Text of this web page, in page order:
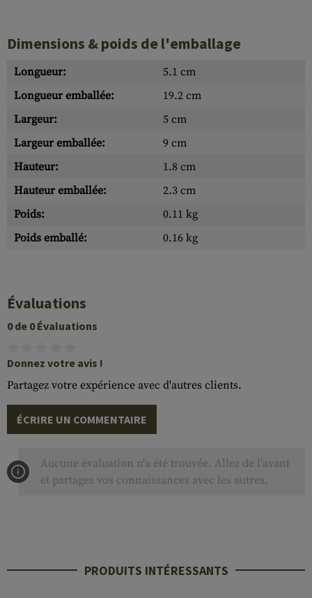
Dimensions & poids de l'emballage
Longueur:
5.1 cm
Longueur emballée:
19.2 cm
Largeur:
5 cm
Largeur emballée:
9 cm
Hauteur:
1.8 cm
Hauteur emballée:
2.3 cm
Poids:
0.11 kg
Poids emballé:
0.16 kg
Évaluations
0 de 0 Évaluations
Donnez votre avis !
Partagez votre expérience avec d'autres clients.
ÉCRIRE UN COMMENTAIRE
Aucune évaluation n'a été trouvée. Allez de l'avant
et partagez vos connaissances avec les autres.
PRODUITS INTÉRESSANTS